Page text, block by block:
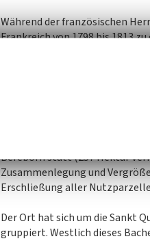
Während der französischen
Frankreich von 1798 bis 1813
(Bürgermeisterei bzw. Amt
Preußen 1815 blieb Bereborn
Virneburg. Nach der
Adenau 1932 kam Bereborn
gehört der Ort zur
1908 fand die Planzuteilung
Bereborn statt (257 Hektar
Zusammenlegung und
Erschließung aller
Der Ort hat sich um die Sankt
gruppiert. Westlich dieses